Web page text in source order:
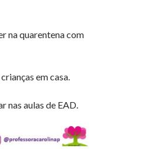
na quarentena com
em casa.
nas aulas de EAD.